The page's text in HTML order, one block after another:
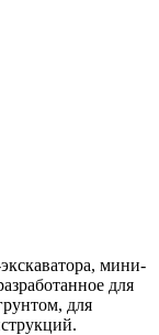
мини-
для
для